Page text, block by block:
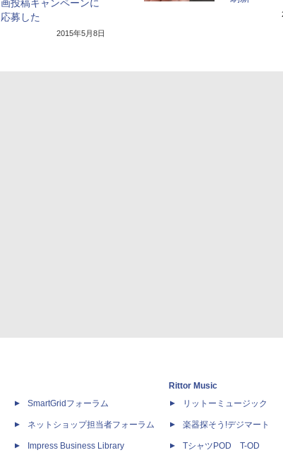
画投稿キャンペーンに
応募した
2015年5月8日
SmartGridフォーラム
ネットショップ担当者フォーラム
Impress Business Library
Rittor Music
リットーミュージック
楽器探そう!デジマート
TシャツPOD T-OD